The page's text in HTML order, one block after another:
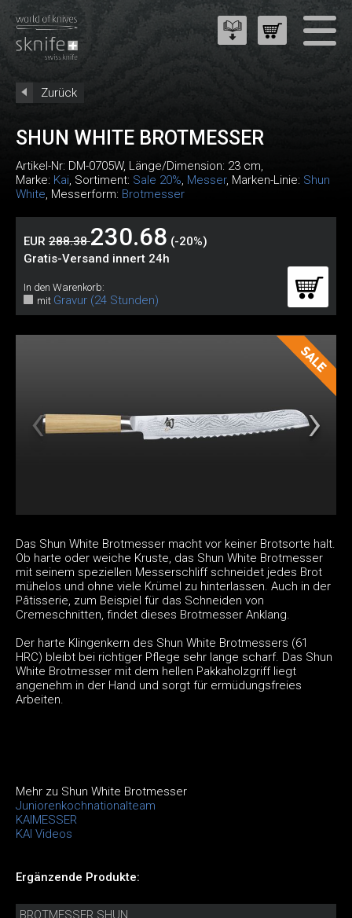
Zurück
SHUN WHITE BROTMESSER
Artikel-Nr: DM-0705W, Länge/Dimension: 23 cm,
Marke: Kai, Sortiment: Sale 20%, Messer, Marken-Linie: Shun
White, Messerform: Brotmesser
EUR 288.38230.68 (-20%)
Gratis-Versand innert 24h
In den Warenkorb:
mit Gravur (24 Stunden)
Das Shun White Brotmesser macht vor keiner Brotsorte halt.
Ob harte oder weiche Kruste, das Shun White Brotmesser
mit seinem speziellen Messerschliff schneidet jedes Brot
mühelos und ohne viele Krümel zu hinterlassen. Auch in der
Pâtisserie, zum Beispiel für das Schneiden von
Cremeschnitten, findet dieses Brotmesser Anklang.
Der harte Klingenkern des Shun White Brotmessers (61
HRC) bleibt bei richtiger Pflege sehr lange scharf. Das Shun
White Brotmesser mit dem hellen Pakkaholzgriff liegt
angenehm in der Hand und sorgt für ermüdungsfreies
Arbeiten.
Mehr zu Shun White Brotmesser
Juniorenkochnationalteam
KAIMESSER
KAI Videos
Ergänzende Produkte:
BROTMESSER SHUN